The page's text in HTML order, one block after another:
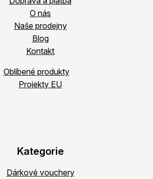
O nás
Naše prodejny
Blog
Kontakt
Oblíbené produkty
Projekty EU
Kategorie
Dárkové vouchery